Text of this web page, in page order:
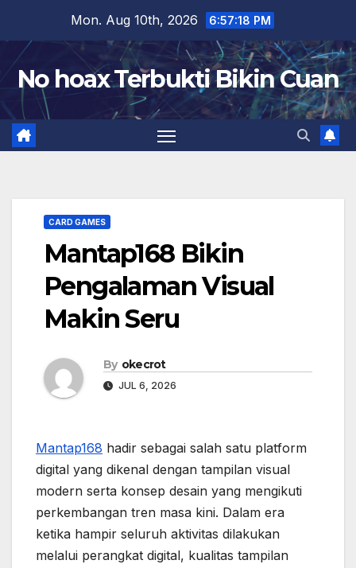
content
Mon. Aug 10th, 2026 6:57:19 PM
No hoax Terbukti Bikin Cuan
CARD GAMES
Mantap168 Bikin
Pengalaman Visual
Makin Seru
By okecrot
JUL 6, 2026
Mantap168 hadir sebagai salah satu platform
digital yang dikenal dengan tampilan visual
modern serta konsep desain yang mengikuti
perkembangan tren masa kini. Dalam era
ketika hampir seluruh aktivitas dilakukan
melalui perangkat digital, kualitas tampilan